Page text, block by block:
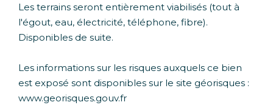
Les terrains seront entièrement viabilisés (tout à
l'égout, eau, électricité, téléphone, fibre).
Disponibles de suite.
Les informations sur les risques auxquels ce bien
est exposé sont disponibles sur le site géorisques :
www.georisques.gouv.fr